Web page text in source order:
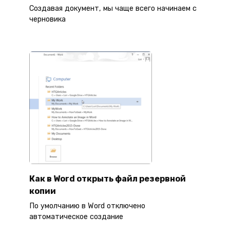
Создавая документ, мы чаще всего начинаем с
черновика
Как в Word открыть файл резервной
копии
По умолчанию в Word отключено
автоматическое создание